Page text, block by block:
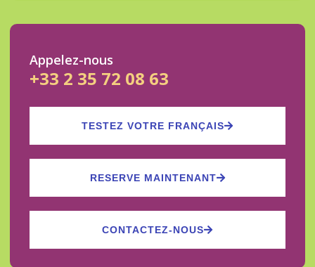
Appelez-nous
+33 2 35 72 08 63
TESTEZ VOTRE FRANÇAIS
RESERVE MAINTENANT
CONTACTEZ-NOUS